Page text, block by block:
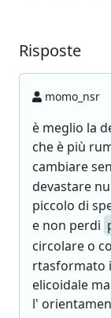
Risposte
momo_nsr
è meglio la
che è più
cambiare
devastare
piccolo di
e non perdi
circolare o
rtasformato
elicoidale
l'